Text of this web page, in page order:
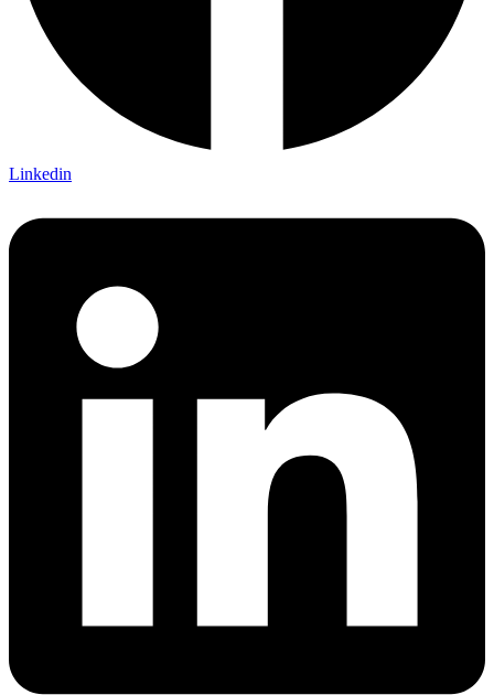
Linkedin